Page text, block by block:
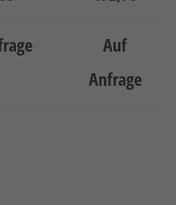
Auf
Anfrage